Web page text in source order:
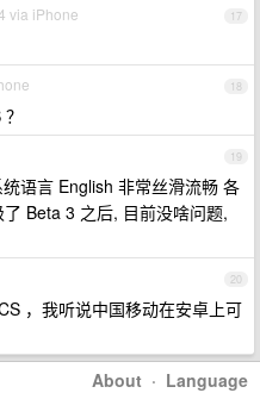
17
via iPhone
18
19
语言 English 非常丝滑流畅 各
Beta 3 之后, 目前没啥问题,
20
，我听说中国移动在安卓上可
About · Language